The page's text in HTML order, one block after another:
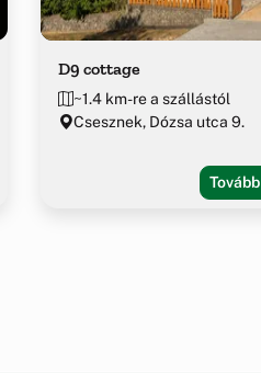
D9 cottage
~1.4 km-re a szállástól
Csesznek, Dózsa utca 9.
Tovább